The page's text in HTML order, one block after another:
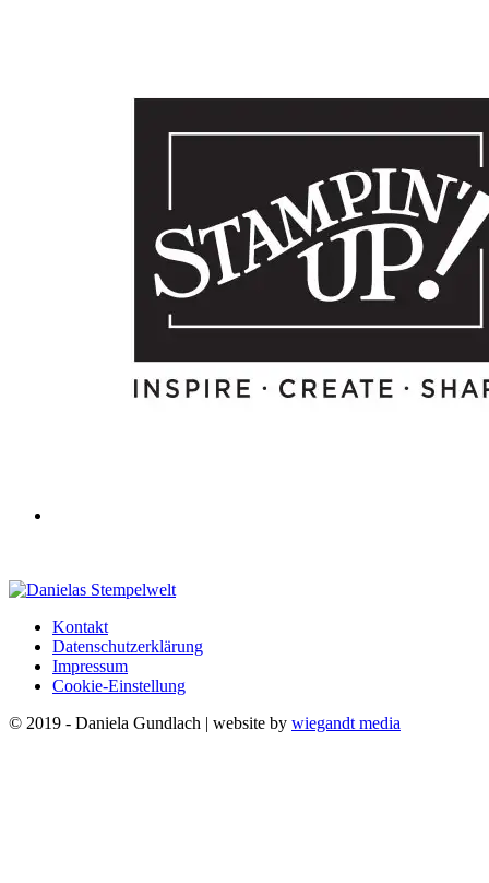
Kontakt
Datenschutzerklärung
Impressum
Cookie-Einstellung
© 2019 - Daniela Gundlach | website by wiegandt media